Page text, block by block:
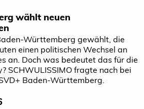
wählt neuen
Württemberg gewählt, die
einen politischen Wechsel an
an. Doch was bedeutet das für die
SCHWULISSIMO fragte nach bei
Baden-Württemberg.